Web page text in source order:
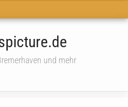
und mehr